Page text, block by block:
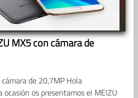
MX5 con cámara de
de 20,7MP Hola
ocasión os presentamos el MEIZU